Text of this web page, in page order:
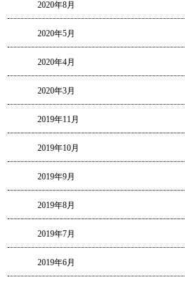
2020年8月
2020年5月
2020年4月
2020年3月
2019年11月
2019年10月
2019年9月
2019年8月
2019年7月
2019年6月